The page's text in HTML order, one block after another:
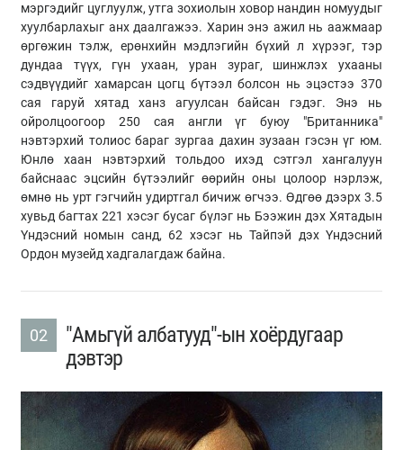
мэргэдийг цуглуулж, утга зохиолын ховор нандин номуудыг
хуулбарлахыг анх даалгажээ. Харин энэ ажил нь аажмаар
өргөжин тэлж, ерөнхийн мэдлэгийн бүхий л хүрээг, тэр
дундаа түүх, гүн ухаан, уран зураг, шинжлэх ухааны
сэдвүүдийг хамарсан цогц бүтээл болсон нь эцэстээ 370
сая гаруй хятад ханз агуулсан байсан гэдэг. Энэ нь
ойролцоогоор 250 сая англи үг буюу "Британника"
нэвтэрхий толиос бараг зургаа дахин зузаан гэсэн үг юм.
Юнлө хаан нэвтэрхий тольдоо ихэд сэтгэл хангалуун
байснаас эцсийн бүтээлийг өөрийн оны цолоор нэрлэж,
өмнө нь урт гэгчийн удиртгал бичиж өгчээ. Өдгөө дээрх 3.5
хувьд багтах 221 хэсэг бусаг бүлэг нь Бээжин дэх Хятадын
Үндэсний номын санд, 62 хэсэг нь Тайпэй дэх Үндэсний
Ордон музейд хадгалагдаж байна.
02
"Амьгүй албатууд"-ын хоёрдугаар
дэвтэр